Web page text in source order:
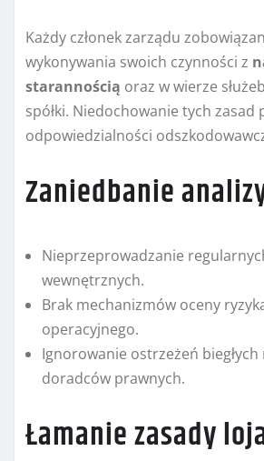
Każdy członek zarządu
wykonywania swoich czynności z
starannością oraz w wierze
spółki. Niedochowanie tych zasad
odpowiedzialności
Zaniedbanie
Nieprzeprowadzanie
wewnętrznych.
Brak mechanizmów oceny
operacyjnego.
Ignorowanie ostrzeżeń
doradców prawnych.
Łamanie zasady